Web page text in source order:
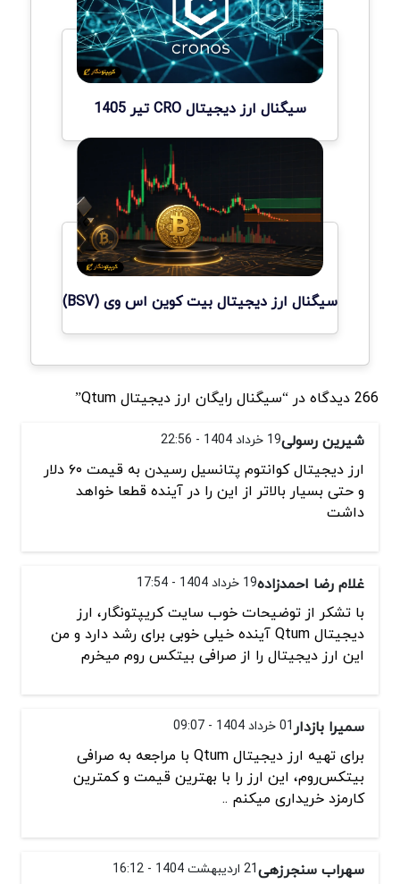
سیگنال ارز دیجیتال CRO تیر 1405
سیگنال ارز دیجیتال بیت کوین اس وی (BSV)
266 دیدگاه در “سیگنال رایگان ارز دیجیتال Qtum”
شیرین رسولی19 خرداد 1404 - 22:56
ارز دیجیتال کوانتوم پتانسیل رسیدن به قیمت ۶۰ دلار
و حتی بسیار بالاتر از این را در آینده قطعا خواهد
داشت
غلام رضا احمدزاده19 خرداد 1404 - 17:54
با تشکر از توضیحات خوب سایت کریپتونگار، ارز
دیجیتال Qtum آینده خیلی خوبی برای رشد دارد و من
این ارز دیجیتال را از صرافی بیتکس روم میخرم
سمیرا بازدار01 خرداد 1404 - 09:07
برای تهیه ارز دیجیتال Qtum با مراجعه به صرافی
بیتکس‌روم، این ارز را با بهترین قیمت و کمترین
کارمزد خریداری میکنم ..
سهراب سنجرزهی21 اردیبهشت 1404 - 16:12